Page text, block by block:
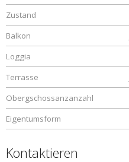
Zustand
Balkon
Loggia
Terrasse
Obergschossanzanzahl
Eigentumsform
Kontaktieren